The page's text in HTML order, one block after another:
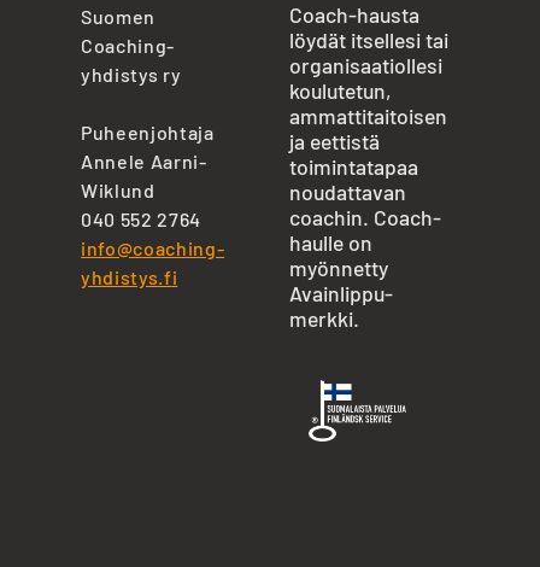
Suomen
Coaching-
yhdistys ry
Puheenjohtaja
Annele Aarni-
Wiklund
040 552 2764
info@coaching-
yhdistys.fi
Coach-hausta
löydät itsellesi tai
organisaatiollesi
koulutetun,
ammattitaitoisen
ja eettistä
toimintatapaa
noudattavan
coachin. Coach-
haulle on
myönnetty
Avainlippu-
merkki.